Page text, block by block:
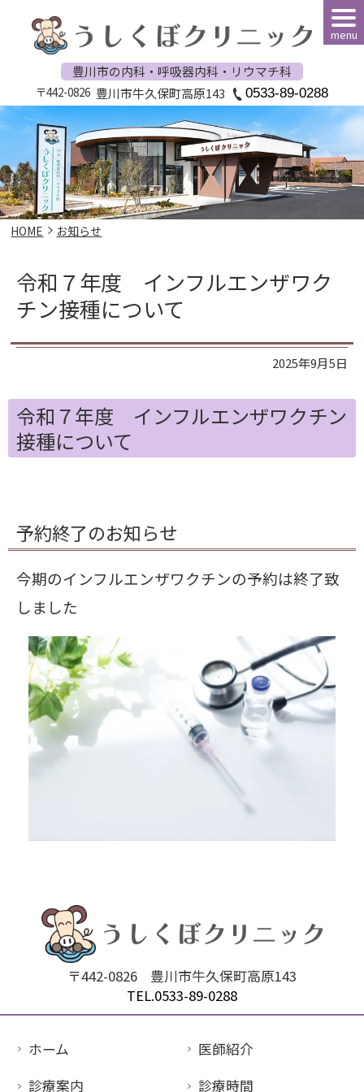
豊川市の内科・呼吸器内科・リウマチ科
〒442-0826 豊川市牛久保町高原143 0533-89-0288
menu
HOME お知らせ
令和７年度 インフルエンザワク
チン接種について
2025年9月5日
令和７年度 インフルエンザワクチン
接種について
予約終了のお知らせ
今期のインフルエンザワクチンの予約は終了致
しました
〒442-0826
豊川市牛久保町高原143
TEL.0533-89-0288
ホーム
医師紹介
診療案内
診療時間